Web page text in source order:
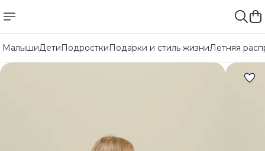
МалышиДетиПодросткиПодарки и стиль жизниЛетняя